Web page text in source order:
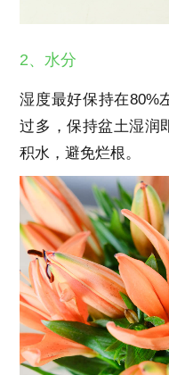
2、水分
湿度最好保持在80%
过多，保持盆土湿润
积水，避免烂根。